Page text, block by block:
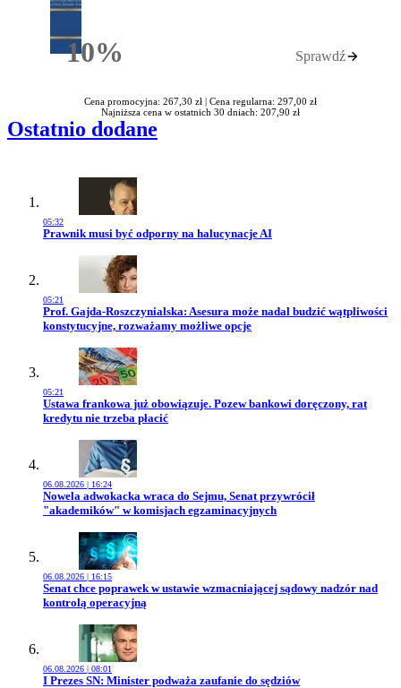
10%Rabatu Sprawdź
Cena promocyjna: 267,30 zł | Cena regularna: 297,00 zł
Najniższa cena w ostatnich 30 dniach: 207,90 zł
Ostatnio dodane
05:32
Przejdź do artykułu:
Prawnik musi być odporny na halucynacje AI
05:21
Przejdź do artykułu:
Prof. Gajda-Roszczynialska: Asesura może nadal budzić wątpliwości
konstytucyjne, rozważamy możliwe opcje
05:21
Przejdź do artykułu:
Ustawa frankowa już obowiązuje. Pozew bankowi doręczony, rat
kredytu nie trzeba płacić
06.08.2026 | 16:24
Przejdź do artykułu:
Nowela adwokacka wraca do Sejmu, Senat przywrócił
"akademików" w komisjach egzaminacyjnych
06.08.2026 | 16:15
Przejdź do artykułu:
Senat chce poprawek w ustawie wzmacniającej sądowy nadzór nad
kontrolą operacyjną
06.08.2026 | 08:01
Przejdź do artykułu:
I Prezes SN: Minister podważa zaufanie do sędziów